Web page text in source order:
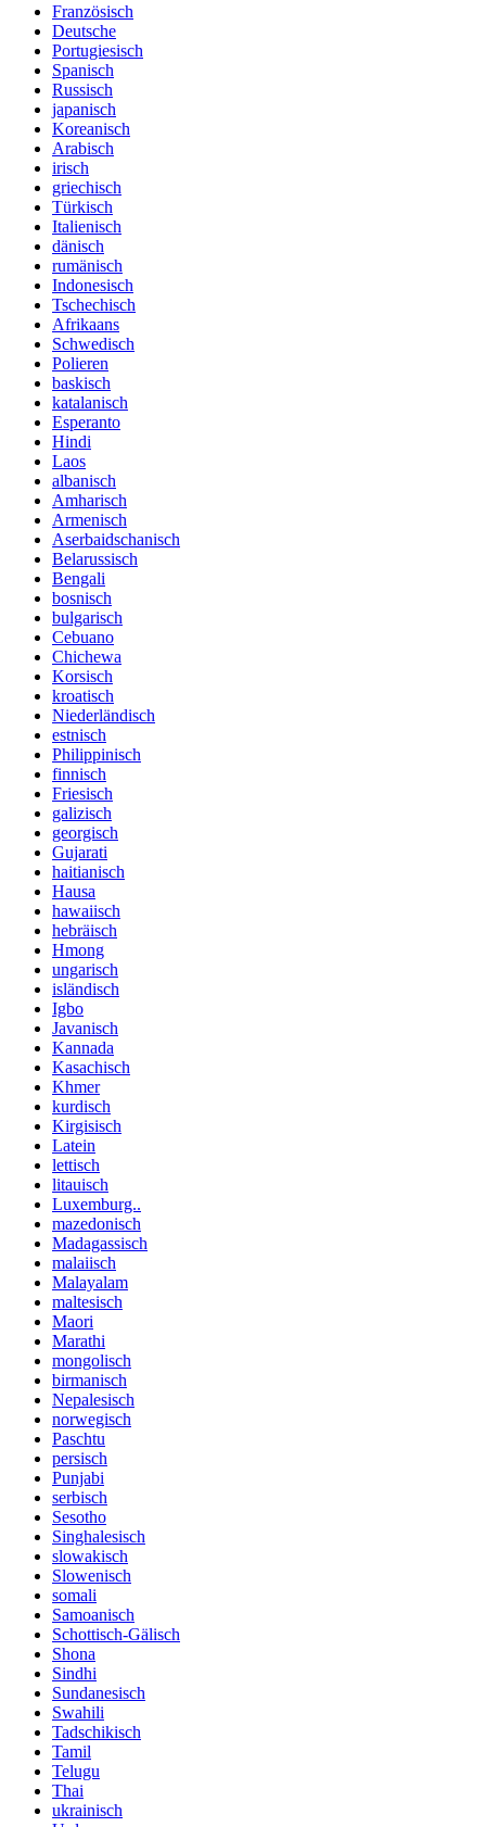
Französisch
Deutsche
Portugiesisch
Spanisch
Russisch
japanisch
Koreanisch
Arabisch
irisch
griechisch
Türkisch
Italienisch
dänisch
rumänisch
Indonesisch
Tschechisch
Afrikaans
Schwedisch
Polieren
baskisch
katalanisch
Esperanto
Hindi
Laos
albanisch
Amharisch
Armenisch
Aserbaidschanisch
Belarussisch
Bengali
bosnisch
bulgarisch
Cebuano
Chichewa
Korsisch
kroatisch
Niederländisch
estnisch
Philippinisch
finnisch
Friesisch
galizisch
georgisch
Gujarati
haitianisch
Hausa
hawaiisch
hebräisch
Hmong
ungarisch
isländisch
Igbo
Javanisch
Kannada
Kasachisch
Khmer
kurdisch
Kirgisisch
Latein
lettisch
litauisch
Luxemburg..
mazedonisch
Madagassisch
malaiisch
Malayalam
maltesisch
Maori
Marathi
mongolisch
birmanisch
Nepalesisch
norwegisch
Paschtu
persisch
Punjabi
serbisch
Sesotho
Singhalesisch
slowakisch
Slowenisch
somali
Samoanisch
Schottisch-Gälisch
Shona
Sindhi
Sundanesisch
Swahili
Tadschikisch
Tamil
Telugu
Thai
ukrainisch